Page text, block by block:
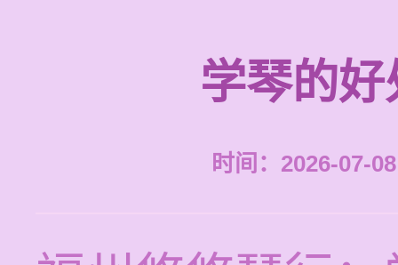
学琴的
时间：2026-07-